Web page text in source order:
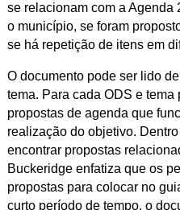
se relacionam com a Agenda
o município, se foram
se há repetição de itens em
O documento pode ser lido
tema. Para cada ODS e
propostas de agenda que
realização do objetivo.
encontrar propostas
Buckeridge enfatiza que os
propostas para colocar no
curto período de tempo, o